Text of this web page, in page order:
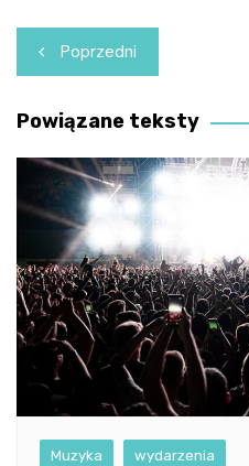
Nawigacja
wpisu
Poprzedni
Powiązane teksty
Muzyka wydarzenia